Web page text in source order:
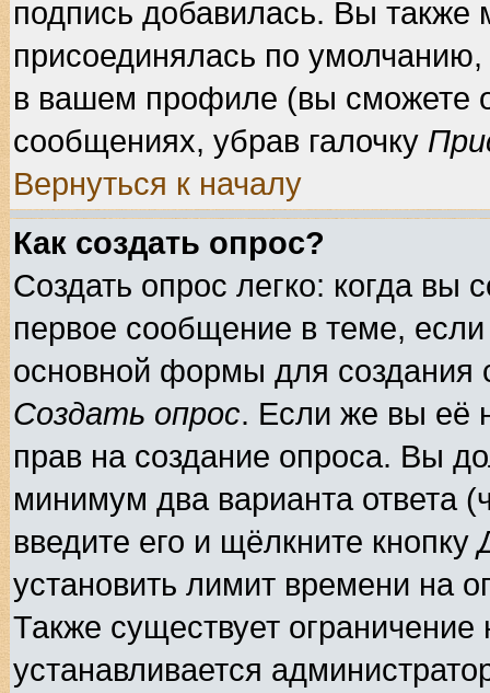
подпись добавилась. Вы также
присоединялась по умолчанию,
в вашем профиле (вы сможете
сообщениях, убрав галочку
Вернуться к началу
Как создать опрос?
Создать опрос легко: когда вы
первое сообщение в теме,
основной формы для
Создать опрос. Если же вы её
прав на создание опроса. Вы
минимум два варианта ответа
введите его и щёлкните кнопку
установить лимит времени на
Также существует ограничение
устанавливается